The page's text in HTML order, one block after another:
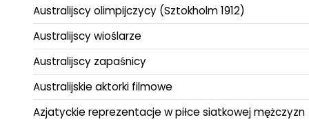
Australijscy olimpijczycy (Sztokholm 1912)
Australijscy wioślarze
Australijscy zapaśnicy
Australijskie aktorki filmowe
Azjatyckie reprezentacje w piłce siatkowej mężczyzn